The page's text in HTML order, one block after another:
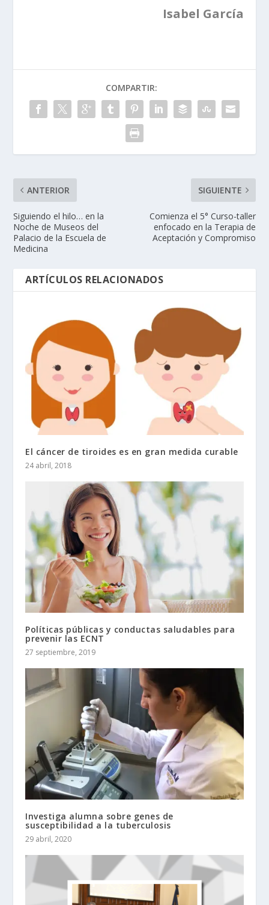
Isabel García
COMPARTIR:
ANTERIOR
Siguiendo el hilo… en la
Noche de Museos del
Palacio de la Escuela de
Medicina
SIGUIENTE
Comienza el 5° Curso-taller
enfocado en la Terapia de
Aceptación y Compromiso
ARTÍCULOS RELACIONADOS
El cáncer de tiroides es en gran medida curable
24 abril, 2018
Políticas públicas y conductas saludables para
prevenir las ECNT
27 septiembre, 2019
Investiga alumna sobre genes de
susceptibilidad a la tuberculosis
29 abril, 2020